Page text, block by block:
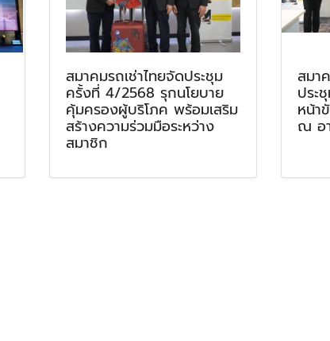
สมาคมรถเช่าไทยจัดประชุม
ครั้งที่ 4/2568 รุกนโยบาย
คุ้มครองผู้บริโภค พร้อมเสริม
สร้างความร่วมมือระหว่าง
สมาชิก
สมา
ประ
หน้า
ณ อ